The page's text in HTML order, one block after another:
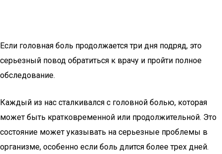
Если головная боль продолжается три дня подряд, это
серьезный повод обратиться к врачу и пройти полное
обследование.
Каждый из нас сталкивался с головной болью, которая
может быть кратковременной или продолжительной. Это
состояние может указывать на серьезные проблемы в
организме, особенно если боль длится более трех дней.